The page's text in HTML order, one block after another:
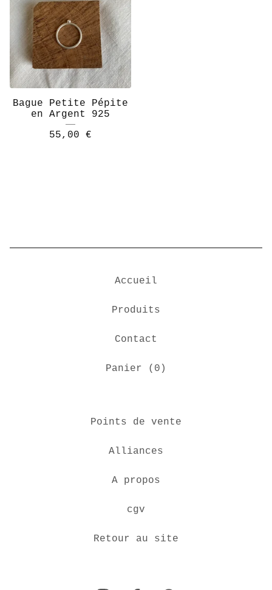
Bague Petite Pépite
en Argent 925
55,00 €
Accueil
Produits
Contact
Panier ( 0 )
Points de vente
Alliances
A propos
cgv
Retour au site